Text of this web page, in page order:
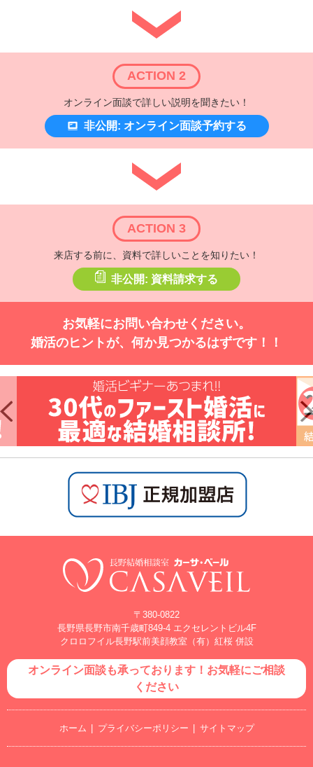
ACTION 2
オンライン面談で詳しい説明を聞きたい！
非公開: オンライン面談予約する
ACTION 3
来店する前に、資料で詳しいことを知りたい！
非公開: 資料請求する
お気軽にお問い合わせください。
婚活のヒントが、何か見つかるはずです！！
〒380-0822
長野県長野市南千歳町849-4 エクセレントビル4F
クロロフイル長野駅前美顔教室（有）紅桜 併設
オンライン面談も承っております！お気軽にご相談
ください
ホーム プライバシーポリシー サイトマップ